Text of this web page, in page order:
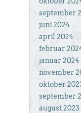
september
juni 2024
april 2024
februar
januar 2024
november
oktober
september
august 2023